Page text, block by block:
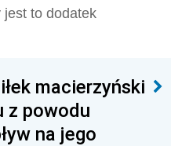
jest to dodatek
macierzyński
z powodu
na jego